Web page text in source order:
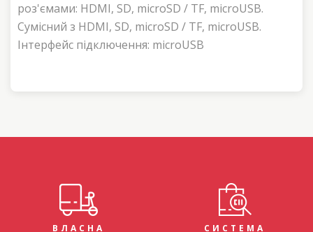
роз'ємами: HDMI, SD, microSD / TF, microUSB.
Сумісний з HDMI, SD, microSD / TF, microUSB.
Інтерфейс підключення: microUSB
ВЛАСНА
СИСТЕМА